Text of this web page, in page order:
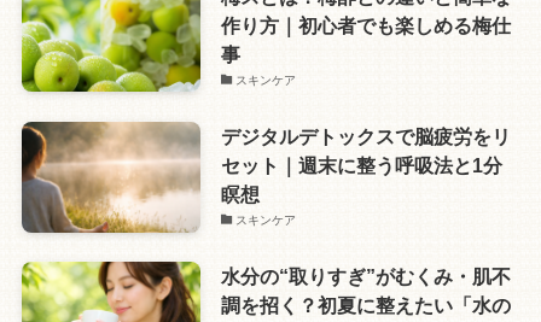
作り方｜初心者でも楽しめる梅仕
事
スキンケア
デジタルデトックスで脳疲労をリ
セット｜週末に整う呼吸法と1分
瞑想
スキンケア
水分の“取りすぎ”がむくみ・肌不
調を招く？初夏に整えたい「水の